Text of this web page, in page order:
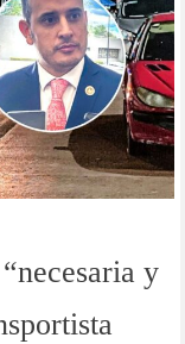
y